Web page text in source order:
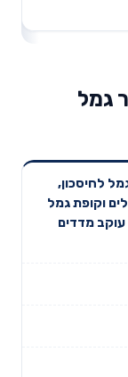
גמל
שנתית 5
דמי ניהול
שנתיים
לחיסכון,
וקופת גמל
עוקב מדדים